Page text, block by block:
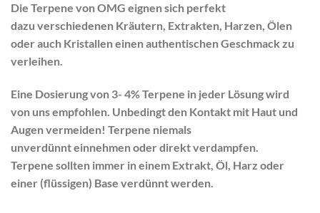
Die Terpene von OMG eignen sich perfekt
dazu verschiedenen Kräutern, Extrakten, Harzen, Ölen
oder auch Kristallen einen authentischen Geschmack zu
verleihen.
Eine Dosierung von 3- 4% Terpene in jeder Lösung wird
von uns empfohlen. Unbedingt den Kontakt mit Haut und
Augen vermeiden! Terpene niemals
unverdünnt einnehmen oder direkt verdampfen.
Terpene sollten immer in einem Extrakt, Öl, Harz oder
einer (flüssigen) Base verdünnt werden.